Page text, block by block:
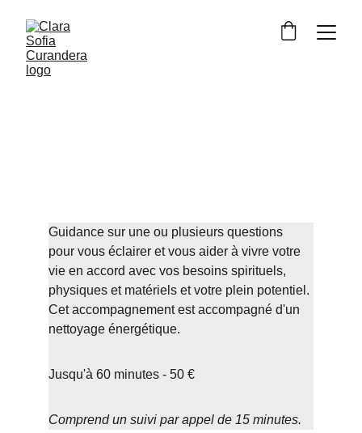
Guidance sur une ou plusieurs questions
pour vous éclairer et vous aider à vivre votre
vie en accord avec vos besoins spirituels,
physiques et matériels et votre plein potentiel.
Cet accompagnement est accompagné d'un
nettoyage énergétique.
Jusqu'à 60 minutes - 50 €
Comprend un suivi par appel de 15 minutes.